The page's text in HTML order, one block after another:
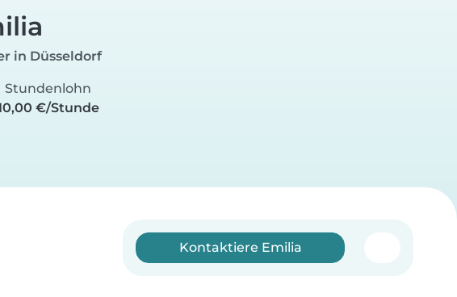
in Düsseldorf
Stundenlohn
€/Stunde
Kontaktiere Emilia